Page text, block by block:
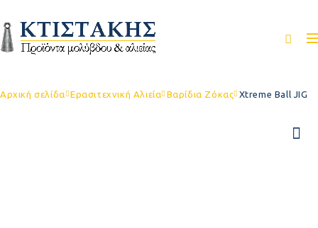
Αρχική σελίδα Ερασιτεχνική Αλιεία Βαρίδια Ζόκας Xtreme Ball JIG